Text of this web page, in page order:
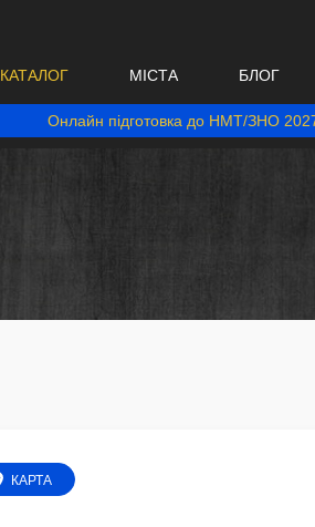
КАТАЛОГ МІСТА БЛОГ
Онлайн підготовка до НМТ/ЗНО
КАРТА